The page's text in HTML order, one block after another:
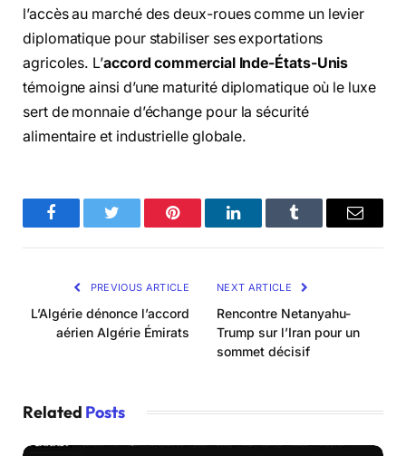
l’accès au marché des deux-roues comme un levier
diplomatique pour stabiliser ses exportations
agricoles. L’accord commercial Inde-États-Unis
témoigne ainsi d’une maturité diplomatique où le luxe
sert de monnaie d’échange pour la sécurité
alimentaire et industrielle globale.
FacebookTwitter Pinterest LinkedInTumblr Email
PREVIOUS ARTICLE
L’Algérie dénonce l’accord
aérien Algérie Émirats
NEXT ARTICLE
Rencontre Netanyahu-
Trump sur l’Iran pour un
sommet décisif
Related Posts